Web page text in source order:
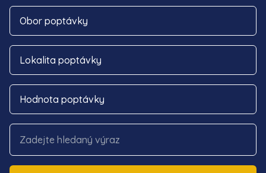
Obor poptávky
Lokalita poptávky
Hodnota poptávky